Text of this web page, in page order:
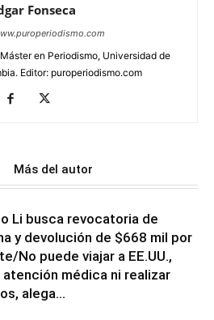
Fonseca
en Periodismo, Universidad de
Editor: puroperiodismo.com
Más del autor
Li busca revocatoria de
y devolución de $668 mil por
No puede viajar a EE.UU.,
atención médica ni realizar
alega...